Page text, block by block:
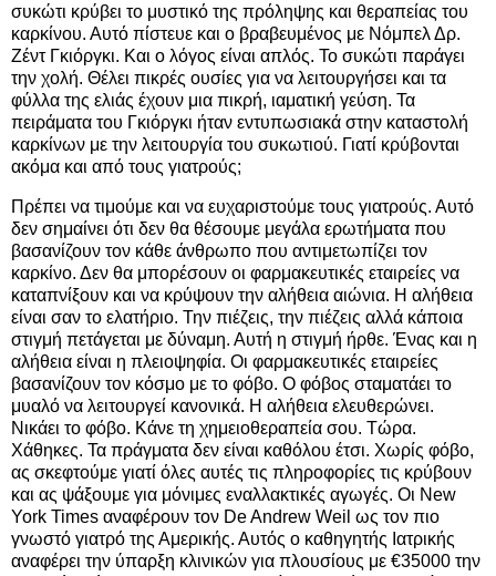
συκώτι κρύβει το μυστικό της πρόληψης και θεραπείας του
καρκίνου. Αυτό πίστευε και ο βραβευμένος με Νόμπελ Δρ.
Ζέντ Γκιόργκι. Και ο λόγος είναι απλός. Το συκώτι παράγει
την χολή. Θέλει πικρές ουσίες για να λειτουργήσει και τα
φύλλα της ελιάς έχουν μια πικρή, ιαματική γεύση. Τα
πειράματα του Γκιόργκι ήταν εντυπωσιακά στην καταστολή
καρκίνων με την λειτουργία του συκωτιού. Γιατί κρύβονται
ακόμα και από τους γιατρούς;
Πρέπει να τιμούμε και να ευχαριστούμε τους γιατρούς. Αυτό
δεν σημαίνει ότι δεν θα θέσουμε μεγάλα ερωτήματα που
βασανίζουν τον κάθε άνθρωπο που αντιμετωπίζει τον
καρκίνο. Δεν θα μπορέσουν οι φαρμακευτικές εταιρείες να
καταπνίξουν και να κρύψουν την αλήθεια αιώνια. Η αλήθεια
είναι σαν το ελατήριο. Την πιέζεις, την πιέζεις αλλά κάποια
στιγμή πετάγεται με δύναμη. Αυτή η στιγμή ήρθε. Ένας και η
αλήθεια είναι η πλειοψηφία. Οι φαρμακευτικές εταιρείες
βασανίζουν τον κόσμο με το φόβο. Ο φόβος σταματάει το
μυαλό να λειτουργεί κανονικά. Η αλήθεια ελευθερώνει.
Νικάει το φόβο. Κάνε τη χημειοθεραπεία σου. Τώρα.
Χάθηκες. Τα πράγματα δεν είναι καθόλου έτσι. Χωρίς φόβο,
ας σκεφτούμε γιατί όλες αυτές τις πληροφορίες τις κρύβουν
και ας ψάξουμε για μόνιμες εναλλακτικές αγωγές. Οι New
York Times αναφέρουν τον De Andrew Weil ως τον πιο
γνωστό γιατρό της Αμερικής. Αυτός ο καθηγητής Ιατρικής
αναφέρει την ύπαρξη κλινικών για πλουσίους με €35000 την